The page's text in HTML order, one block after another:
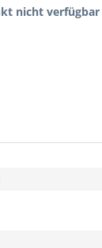
nicht verfügbar